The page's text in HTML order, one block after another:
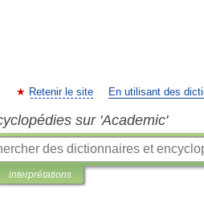
Retenir le site En utilisant des
sur 'Academic'
interprétations